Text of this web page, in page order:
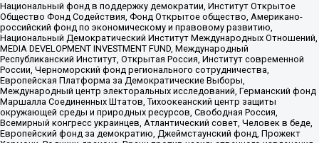
Национальный фонд в поддержку демократии, Институт Открытое
Общество Фонд Содействия, Фонд Открытое общество, Американо-
российский фонд по экономическому и правовому развитию,
Национальный Демократический Институт Международных Отношений,
MEDIA DEVELOPMENT INVESTMENT FUND, Международный
Республиканский Институт, Открытая Россия, Институт современной
России, Черноморский фонд регионального сотрудничества,
Европейская Платформа за Демократические Выборы,
Международный центр электоральных исследований, Германский фонд
Маршалла Соединенных Штатов, Тихоокеанский центр защиты
окружающей среды и природных ресурсов, Свободная Россия,
Всемирный конгресс украинцев, Атлантический совет, Человек в беде,
Европейский фонд за демократию, Джеймстаунский фонд, Прожект